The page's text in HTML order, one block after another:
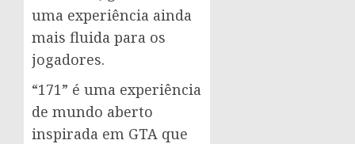
uma experiência ainda
mais fluida para os
jogadores.
“171” é uma experiência
de mundo aberto
inspirada em GTA que